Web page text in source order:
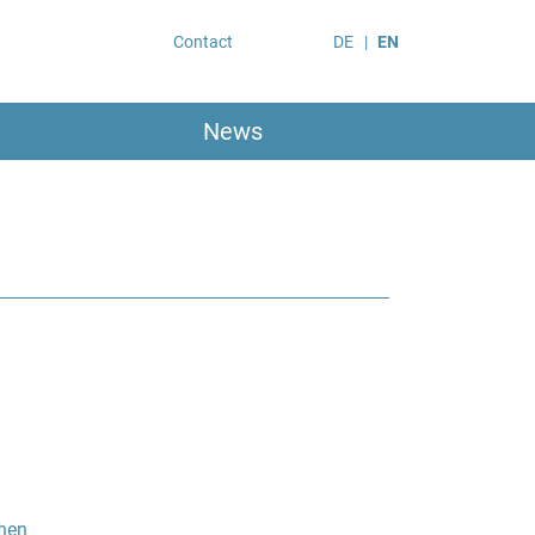
Contact DE EN
News